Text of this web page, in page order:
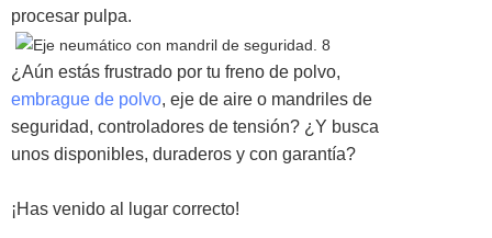
procesar pulpa.
¿Aún estás frustrado por tu freno de polvo,
embrague de polvo, eje de aire o mandriles de
seguridad, controladores de tensión? ¿Y busca
unos disponibles, duraderos y con garantía?
¡Has venido al lugar correcto!